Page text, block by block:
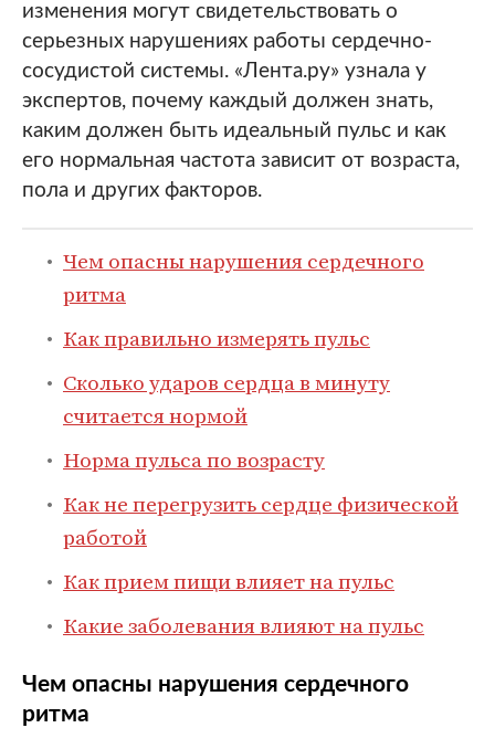
изменения могут свидетельствовать о
серьезных нарушениях работы сердечно-
сосудистой системы. «Лента.ру» узнала у
экспертов, почему каждый должен знать,
каким должен быть идеальный пульс и как
его нормальная частота зависит от возраста,
пола и других факторов.
Чем опасны нарушения сердечного
ритма
Как правильно измерять пульс
Сколько ударов сердца в минуту
считается нормой
Норма пульса по возрасту
Как не перегрузить сердце физической
работой
Как прием пищи влияет на пульс
Какие заболевания влияют на пульс
Чем опасны нарушения сердечного
ритма